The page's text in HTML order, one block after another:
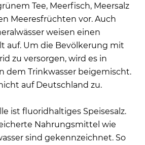
Tee, Meerfisch, Meersalz
Meeresfrüchten vor. Auch
weisen einen
auf. Um die Bevölkerung mit
zu versorgen, wird es in
dem Trinkwasser beigemischt.
auf Deutschland zu.
ist fluoridhaltiges Speisesalz.
Nahrungsmittel wie
sind gekennzeichnet. So